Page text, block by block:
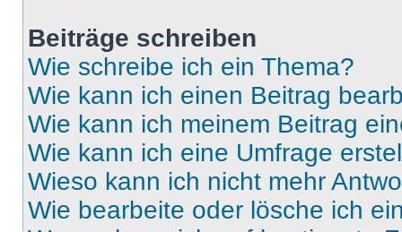
Beiträge schreiben
Wie schreibe ich ein Thema?
Wie kann ich einen Beitrag
Wie kann ich meinem Beitrag
Wie kann ich eine Umfrage
Wieso kann ich nicht mehr
Wie bearbeite oder lösche ich